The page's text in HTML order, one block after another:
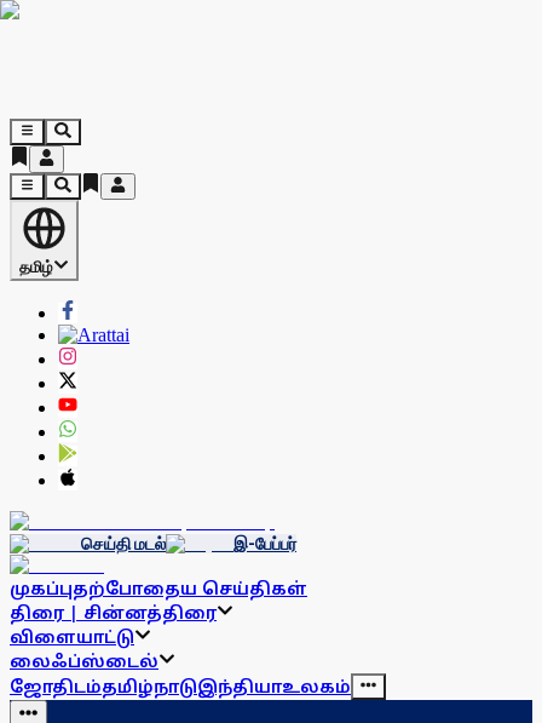
தமிழ்
செய்தி மடல் இ-பேப்பர்
முகப்புதற்போதைய செய்திகள்
திரை | சின்னத்திரை
விளையாட்டு
லைஃப்ஸ்டைல்
ஜோதிடம்தமிழ்நாடுஇந்தியாஉலகம்